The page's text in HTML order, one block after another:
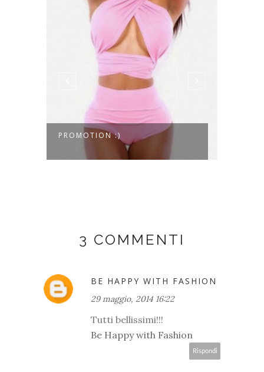
PROMOTION :)
3 COMMENTI
BE HAPPY WITH FASHION
29 maggio, 2014 16:22
Tutti bellissimi!!!
Be Happy with Fashion
Rispondi